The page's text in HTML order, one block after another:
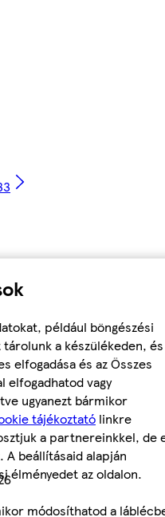
például böngészési
a készülékeden, és
elfogadása és az Összes
elfogadhatod vagy
ugyanezt bármikor
tájékoztató linkre
a partnereinkkel, de
beállításaid alapján
élményedet az oldalon.
módosíthatod a